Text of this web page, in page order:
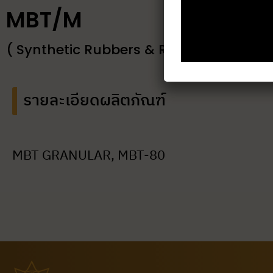
MBT/M
( Synthetic Rubbers & Rubber
รายละเอียดผลิตภัณฑ์
MBT GRANULAR, MBT-80